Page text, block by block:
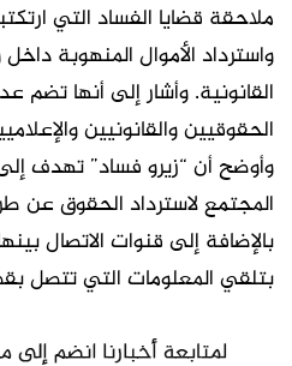
ملاحقة قضايا الفساد التي
واسترداد الأموال المنهوبة
القانونية. وأشار إلى أنها تضم
الحقوقيين والقانونيين
وأوضح أن “زيرو فساد” تهدف
المجتمع لاسترداد الحقوق عن
بالإضافة إلى قنوات الاتصال
بتلقي المعلومات التي تتصل